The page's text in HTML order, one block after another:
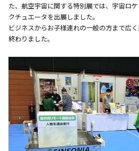
た、航空宇宙に関する特別展では、宇宙ロ
クチュエータを出展しました。
ビジネスからお子様連れの一般の方まで広
終わりました。